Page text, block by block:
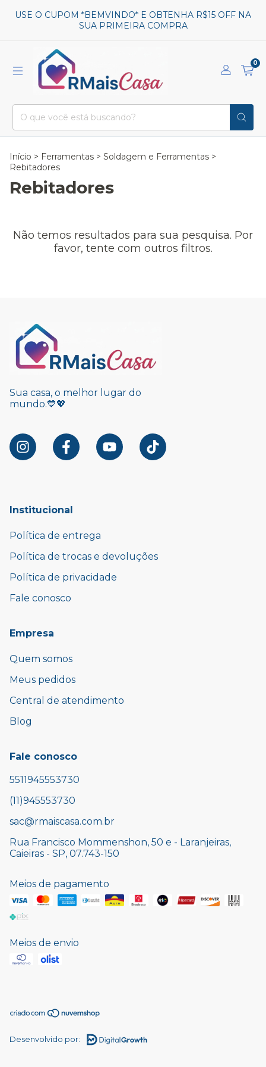
USE O CUPOM *BEMVINDO* E OBTENHA R$15 OFF NA
SUA PRIMEIRA COMPRA
0
Início > Ferramentas > Soldagem e Ferramentas >
Rebitadores
Rebitadores
Não temos resultados para sua pesquisa. Por
favor, tente com outros filtros.
Sua casa, o melhor lugar do
mundo.💙💖
Institucional
Política de entrega
Política de trocas e devoluções
Política de privacidade
Fale conosco
Empresa
Quem somos
Meus pedidos
Central de atendimento
Blog
Fale conosco
5511945553730
(11)945553730
sac@rmaiscasa.com.br
Rua Francisco Mommenshon, 50 e - Laranjeiras,
Caieiras - SP, 07.743-150
Meios de pagamento
Meios de envio
Desenvolvido por: